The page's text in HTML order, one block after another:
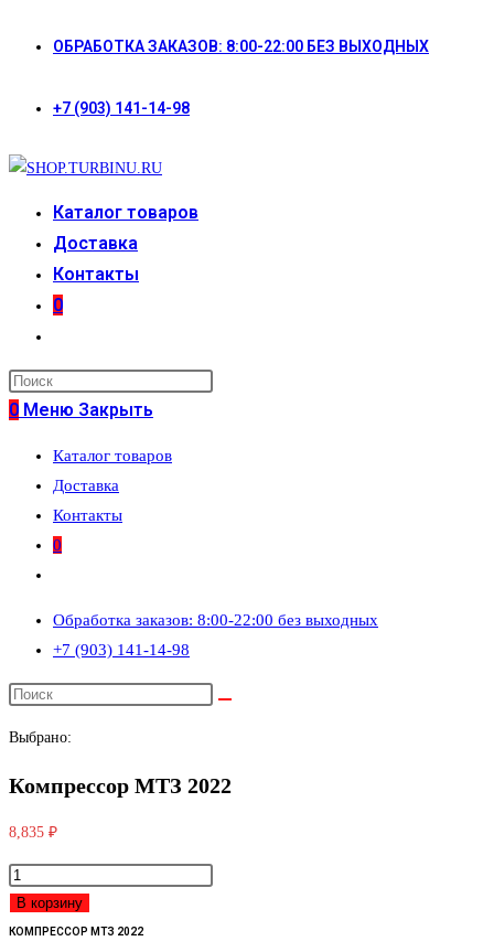
ОБРАБОТКА ЗАКАЗОВ: 8:00-22:00 БЕЗ ВЫХОДНЫХ
+7 (903) 141-14-98
Каталог товаров
Доставка
Контакты
0
поиск
по
сайту
0 Меню Закрыть
Каталог товаров
Доставка
Контакты
0
по
веб-
сайту
Обработка заказов: 8:00-22:00 без выходных
+7 (903) 141-14-98
Выбрано:
Компрессор МТЗ 2022
8,835 ₽
Количество
товара
Компрессор
В корзину
КОМПРЕССОР МТЗ 2022